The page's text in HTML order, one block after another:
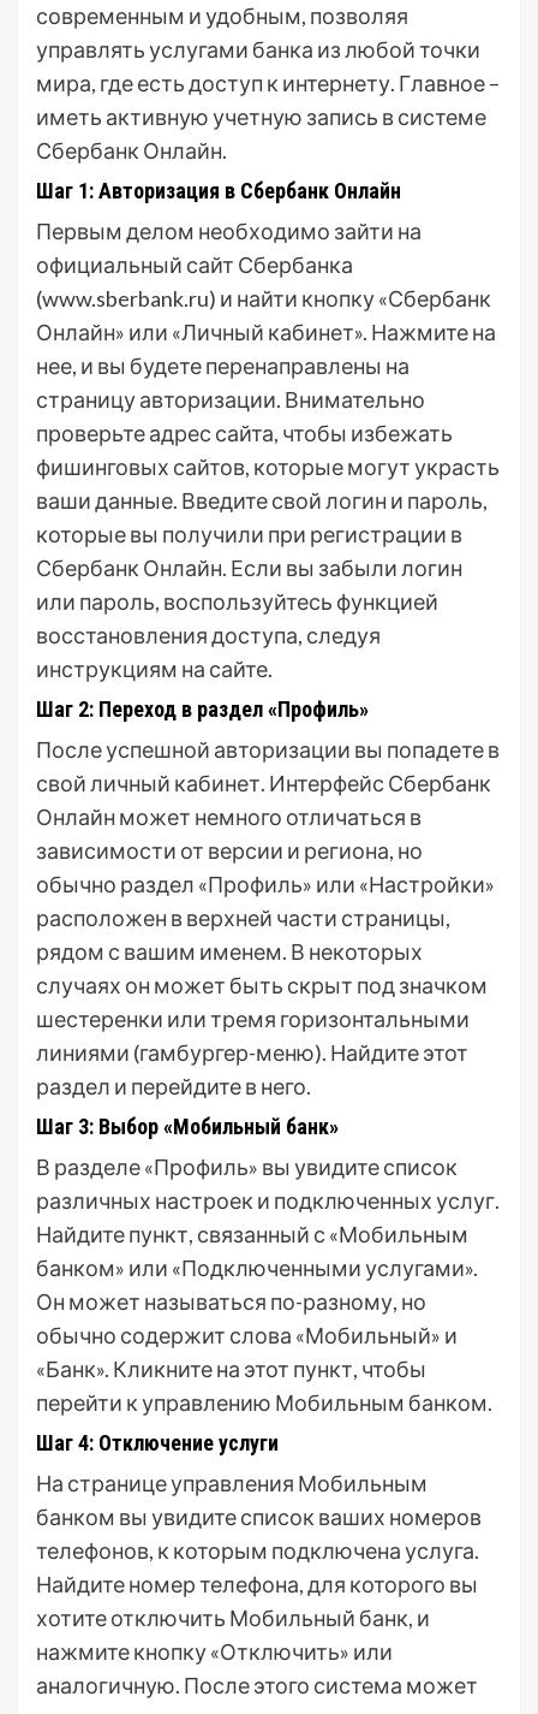
современным и удобным, позволяя
управлять услугами банка из любой точки
мира, где есть доступ к интернету. Главное –
иметь активную учетную запись в системе
Сбербанк Онлайн.
Шаг 1: Авторизация в Сбербанк Онлайн
Первым делом необходимо зайти на
официальный сайт Сбербанка
(www.sberbank.ru) и найти кнопку «Сбербанк
Онлайн» или «Личный кабинет». Нажмите на
нее, и вы будете перенаправлены на
страницу авторизации. Внимательно
проверьте адрес сайта, чтобы избежать
фишинговых сайтов, которые могут украсть
ваши данные. Введите свой логин и пароль,
которые вы получили при регистрации в
Сбербанк Онлайн. Если вы забыли логин
или пароль, воспользуйтесь функцией
восстановления доступа, следуя
инструкциям на сайте.
Шаг 2: Переход в раздел «Профиль»
После успешной авторизации вы попадете в
свой личный кабинет. Интерфейс Сбербанк
Онлайн может немного отличаться в
зависимости от версии и региона, но
обычно раздел «Профиль» или «Настройки»
расположен в верхней части страницы,
рядом с вашим именем. В некоторых
случаях он может быть скрыт под значком
шестеренки или тремя горизонтальными
линиями (гамбургер-меню). Найдите этот
раздел и перейдите в него.
Шаг 3: Выбор «Мобильный банк»
В разделе «Профиль» вы увидите список
различных настроек и подключенных услуг.
Найдите пункт, связанный с «Мобильным
банком» или «Подключенными услугами».
Он может называться по-разному, но
обычно содержит слова «Мобильный» и
«Банк». Кликните на этот пункт, чтобы
перейти к управлению Мобильным банком.
Шаг 4: Отключение услуги
На странице управления Мобильным
банком вы увидите список ваших номеров
телефонов, к которым подключена услуга.
Найдите номер телефона, для которого вы
хотите отключить Мобильный банк, и
нажмите кнопку «Отключить» или
аналогичную. После этого система может